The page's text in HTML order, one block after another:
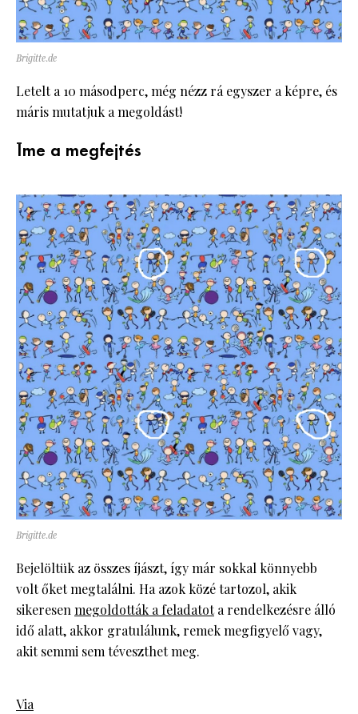
Brigitte.de
Letelt a 10 másodperc, még nézz rá egyszer a képre, és
máris mutatjuk a megoldást!
Íme a megfejtés
Brigitte.de
Bejelöltük az összes íjászt, így már sokkal könnyebb
volt őket megtalálni. Ha azok közé tartozol, akik
sikeresen megoldották a feladatota rendelkezésre álló
idő alatt, akkor gratulálunk, remek megfigyelő vagy,
akit semmi sem téveszthet meg.
Via